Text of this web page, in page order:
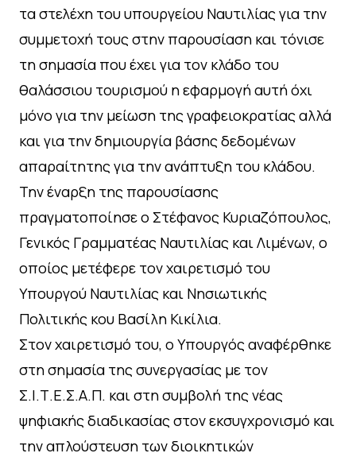
τα στελέχη του υπουργείου Ναυτιλίας για την
συμμετοχή τους στην παρουσίαση και τόνισε
τη σημασία που έχει για τον κλάδο του
θαλάσσιου τουρισμού η εφαρμογή αυτή όχι
μόνο για την μείωση της γραφειοκρατίας αλλά
και για την δημιουργία βάσης δεδομένων
απαραίτητης για την ανάπτυξη του κλάδου.
Την έναρξη της παρουσίασης
πραγματοποίησε ο Στέφανος Κυριαζόπουλος,
Γενικός Γραμματέας Ναυτιλίας και Λιμένων, ο
οποίος μετέφερε τον χαιρετισμό του
Υπουργού Ναυτιλίας και Νησιωτικής
Πολιτικής κου Βασίλη Κικίλια.
Στον χαιρετισμό του, ο Υπουργός αναφέρθηκε
στη σημασία της συνεργασίας με τον
Σ.Ι.Τ.Ε.Σ.Α.Π. και στη συμβολή της νέας
ψηφιακής διαδικασίας στον εκσυγχρονισμό και
την απλούστευση των διοικητικών